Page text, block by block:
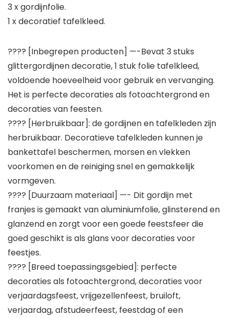
3 x gordijnfolie.
1 x decoratief tafelkleed.
???? [Inbegrepen producten] —-Bevat 3 stuks
glittergordijnen decoratie, 1 stuk folie tafelkleed,
voldoende hoeveelheid voor gebruik en vervanging.
Het is perfecte decoraties als fotoachtergrond en
decoraties van feesten.
???? [Herbruikbaar]: de gordijnen en tafelkleden zijn
herbruikbaar. Decoratieve tafelkleden kunnen je
bankettafel beschermen, morsen en vlekken
voorkomen en de reiniging snel en gemakkelijk
vormgeven.
???? [Duurzaam materiaal] —- Dit gordijn met
franjes is gemaakt van aluminiumfolie, glinsterend en
glanzend en zorgt voor een goede feestsfeer die
goed geschikt is als glans voor decoraties voor
feestjes.
???? [Breed toepassingsgebied]: perfecte
decoraties als fotoachtergrond, decoraties voor
verjaardagsfeest, vrijgezellenfeest, bruiloft,
verjaardag, afstudeerfeest, feestdag of een